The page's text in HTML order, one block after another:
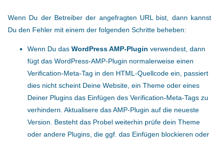
Wenn Du der Betreiber der angefragten URL bist, dann kannst
Du den Fehler mit einem der folgenden Schritte beheben:
Wenn Du das WordPress AMP-Plugin verwendest, dann
fügt das WordPress-AMP-Plugin normalerweise einen
Verification-Meta-Tag in den HTML-Quellcode ein, passiert
dies nicht scheint Deine Website, ein Theme oder eines
Deiner Plugins das Einfügen des Verification-Meta-Tags zu
verhindern. Aktualisere das AMP-Plugin auf die neueste
Version. Besteht das Probel weiterhin prüfe dein Theme
oder andere Plugins, die ggf. das Einfügen blockieren oder